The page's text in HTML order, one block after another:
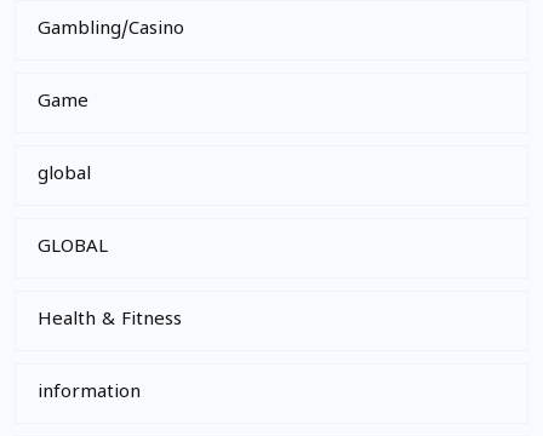
Gambling/Casino
Game
global
GLOBAL
Health & Fitness
information